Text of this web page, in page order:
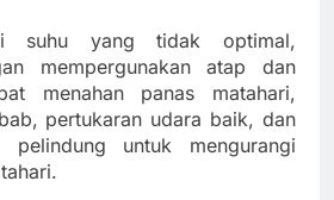
suhu yang tidak optimal,
mempergunakan atap dan
menahan panas matahari,
pertukaran udara baik, dan
pelindung untuk mengurangi